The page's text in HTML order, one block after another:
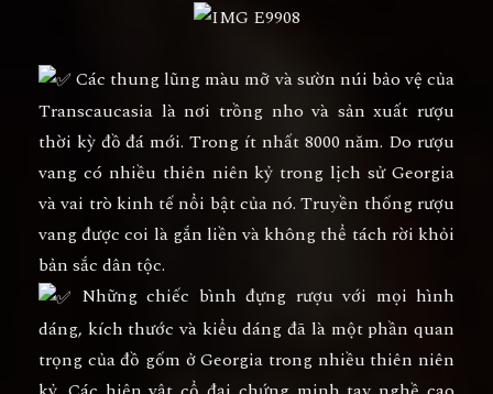
Các thung lũng màu mỡ và sườn núi bảo vệ của
Transcaucasia là nơi trồng nho và sản xuất rượu
thời kỳ đồ đá mới. Trong ít nhất 8000 năm. Do rượu
vang có nhiều thiên niên kỷ trong lịch sử Georgia
và vai trò kinh tế nổi bật của nó. Truyền thống rượu
vang được coi là gắn liền và không thể tách rời khỏi
bản sắc dân tộc.
Những chiếc bình đựng rượu với mọi hình
dáng, kích thước và kiểu dáng đã là một phần quan
trọng của đồ gốm ở Georgia trong nhiều thiên niên